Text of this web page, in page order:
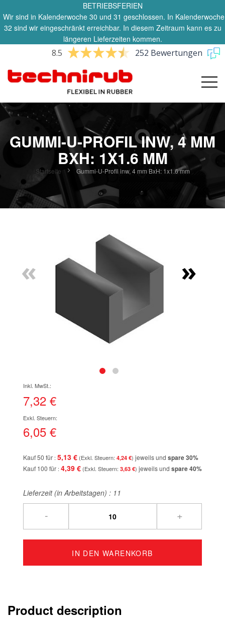
BETRIEBSFERIEN
Wir sind in Kalenderwoche 30 und 31 geschlossen. In Kalenderwoche
32 sind wir eingeschränkt erreichbar. In diesem Zeitraum kann es zu
längeren Lieferzeiten kommen.
8.5 252 Bewertungen
GUMMI-U-PROFIL INW, 4 MM
BXH: 1X1.6 MM
Startseite Gummi-U-Profil inw, 4 mm BxH: 1x1.6 mm
springen
« »
der
Bildgalerie
7,32 €
6,05 €
Kauf 50 für 5,13 € 4,24 € jeweils und spare30%
Kauf 100 für 4,39 € 3,63 € jeweils und spare40%
Lieferzeit (in Arbeitstagen) : 11
- +
IN DEN WARENKORB
Product description